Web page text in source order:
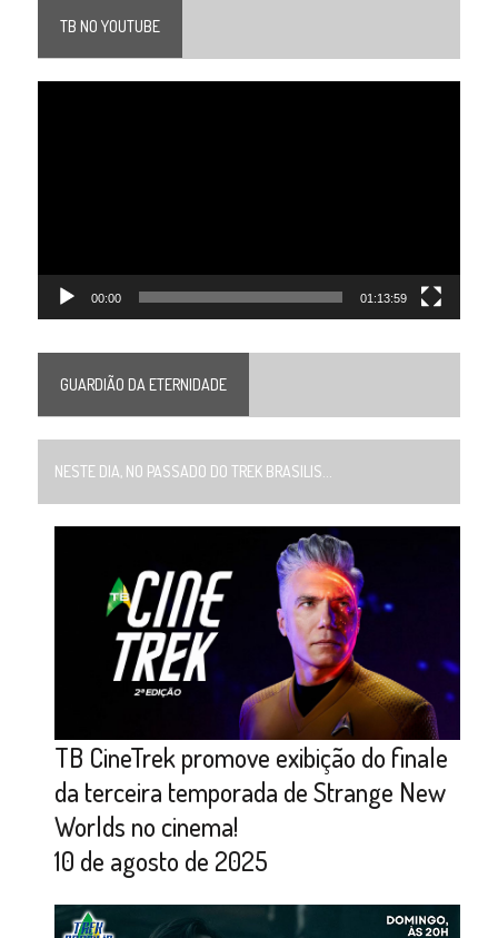
TB NO YOUTUBE
00:00 01:13:59
GUARDIÃO DA ETERNIDADE
NESTE DIA, NO PASSADO DO TREK BRASILIS...
TB CineTrek promove exibição do finale
da terceira temporada de Strange New
Worlds no cinema!
10 de agosto de 2025